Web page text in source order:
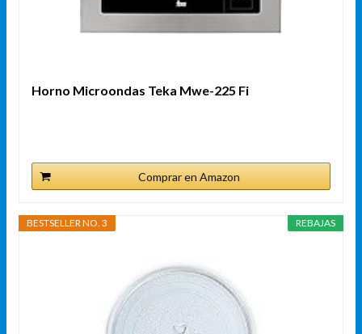
Horno Microondas Teka Mwe-225 Fi
Comprar en Amazon
REBAJAS
BESTSELLER NO. 3